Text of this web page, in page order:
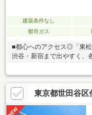
建築条件なし
都市ガス
■都心へのアクセス◎「東松
渋谷・新宿まで出やすく、
能です。間口約14ｍで開放
くり建物約58坪・5LDK＋
専属一級建築士が理想を形
辺環境スーパーや松原小学
い、穏やかで価値ある住環境です。 四季を彩る羽
東京都世田谷区